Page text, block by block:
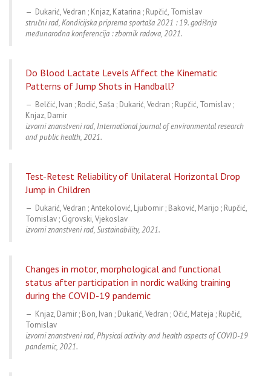
Dukarić, Vedran ; Knjaz, Katarina ; Rupčić, Tomislav
stručni rad, Kondicijska priprema sportaša 2021 : 19. godišnja
međunarodna konferencija : zbornik radova, 2021.
Do Blood Lactate Levels Affect the Kinematic
Patterns of Jump Shots in Handball?
Belčić, Ivan ; Rodić, Saša ; Dukarić, Vedran ; Rupčić, Tomislav ;
Knjaz, Damir
izvorni znanstveni rad, International journal of environmental research
and public health, 2021.
Test-Retest Reliability of Unilateral Horizontal Drop
Jump in Children
Dukarić, Vedran ; Antekolović, Ljubomir ; Baković, Marijo ; Rupčić,
Tomislav ; Cigrovski, Vjekoslav
izvorni znanstveni rad, Sustainability, 2021.
Changes in motor, morphological and functional
status after participation in nordic walking training
during the COVID-19 pandemic
Knjaz, Damir ; Bon, Ivan ; Dukarić, Vedran ; Očić, Mateja ; Rupčić,
Tomislav
izvorni znanstveni rad, Physical activity and health aspects of COVID-19
pandemic, 2021.